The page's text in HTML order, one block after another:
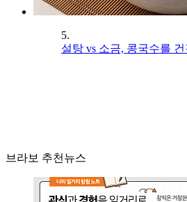
5.
설탕 vs 소금, 콩국수를
브라보 추천뉴스